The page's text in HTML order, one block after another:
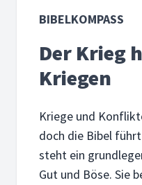
BIBELKOMPASS
Der Krieg
Kriegen
Kriege und
doch die Bibel
steht ein
Gut und Böse. Sie